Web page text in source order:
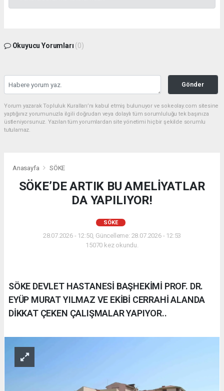
Okuyucu Yorumları (0)
Gönder
Yorum yazarak Topluluk Kuralları’nı kabul etmiş bulunuyor ve sokeolay.com sitesine
yaptığınız yorumunuzla ilgili doğrudan veya dolaylı tüm sorumluluğu tek başınıza
üstleniyorsunuz. Yazılan tüm yorumlardan site yönetimi hiçbir şekilde sorumlu
tutulamaz.
Anasayfa SÖKE
SÖKE’DE ARTIK BU AMELİYATLAR
DA YAPILIYOR!
SÖKE
28.07.2026 - 12:50, Güncelleme: 28.07.2026 - 12:53
15070 kez okundu.
SÖKE DEVLET HASTANESİ BAŞHEKİMİ PROF. DR.
EYÜP MURAT YILMAZ VE EKİBİ CERRAHİ ALANDA
DİKKAT ÇEKEN ÇALIŞMALAR YAPIYOR..